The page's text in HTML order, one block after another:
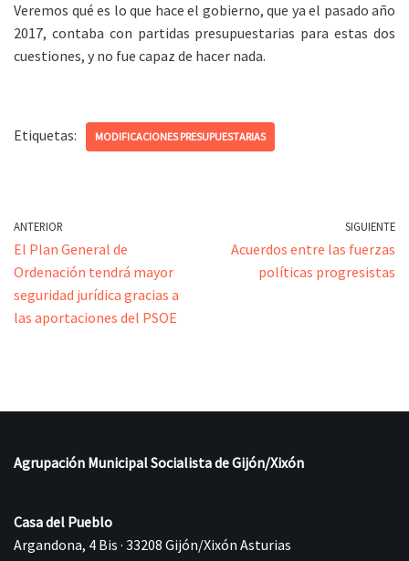
Veremos qué es lo que hace el gobierno, que ya el pasado año
2017, contaba con partidas presupuestarias para estas dos
cuestiones, y no fue capaz de hacer nada.
Etiquetas: MODIFICACIONES PRESUPUESTARIAS
ANTERIOR
El Plan General de
Ordenación tendrá mayor
seguridad jurídica gracias a
las aportaciones del PSOE
SIGUIENTE
Acuerdos entre las fuerzas
políticas progresistas
Agrupación Municipal Socialista de Gijón/Xixón
Casa del Pueblo
Argandona, 4 Bis · 33208 Gijón/Xixón Asturias